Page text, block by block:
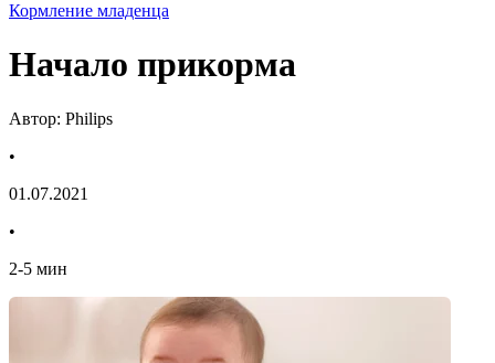
Кормление младенца
Начало прикорма
Автор: Philips
•
01.07.2021
•
2-5 мин